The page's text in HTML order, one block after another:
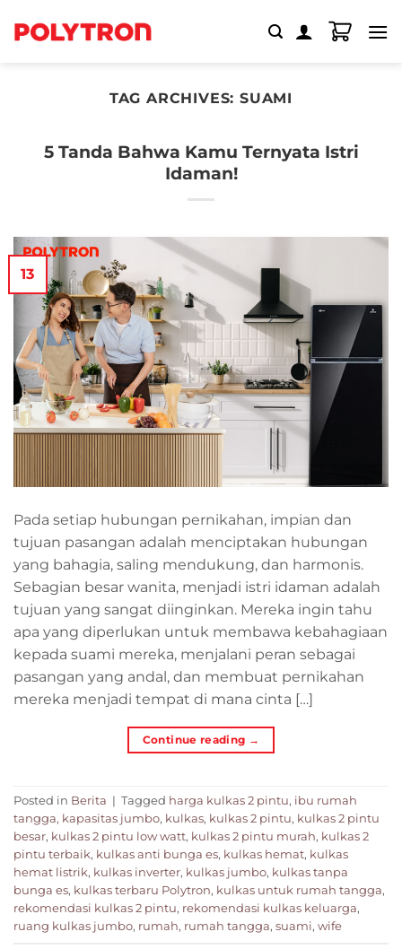
TAG ARCHIVES:SUAMI
5 Tanda Bahwa Kamu Ternyata Istri
Idaman!
13
Pada setiap hubungan pernikahan, impian dan
tujuan pasangan adalah menciptakan hubungan
yang bahagia, saling mendukung, dan harmonis.
Sebagian besar wanita, menjadi istri idaman adalah
tujuan yang sangat diinginkan. Mereka ingin tahu
apa yang diperlukan untuk membawa kebahagiaan
kepada suami mereka, menjalani peran sebagai
pasangan yang andal, dan membuat pernikahan
mereka menjadi tempat di mana cinta […]
Continue reading →
Posted in Berita | Tagged harga kulkas 2 pintu, ibu rumah
tangga, kapasitas jumbo, kulkas, kulkas 2 pintu, kulkas 2 pintu
besar, kulkas 2 pintu low watt, kulkas 2 pintu murah, kulkas 2
pintu terbaik, kulkas anti bunga es, kulkas hemat, kulkas
hemat listrik, kulkas inverter, kulkas jumbo, kulkas tanpa
bunga es, kulkas terbaru Polytron, kulkas untuk rumah tangga,
rekomendasi kulkas 2 pintu, rekomendasi kulkas keluarga,
ruang kulkas jumbo, rumah, rumah tangga, suami, wife